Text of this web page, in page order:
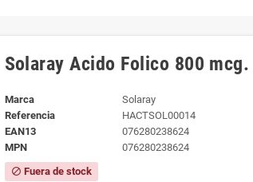
Solaray Acido Folico 800
Marca
Solaray
Referencia
HACTSOL00014
EAN13
076280238624
MPN
076280238624
block Fuera de stock